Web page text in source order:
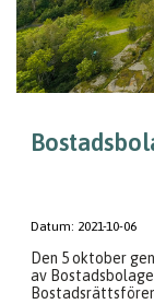
Datum: 2021-10-06
Den 5 oktober
av